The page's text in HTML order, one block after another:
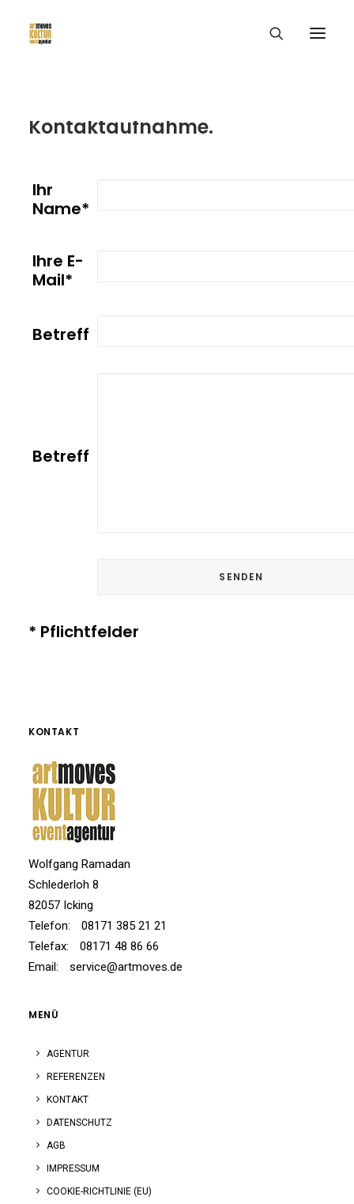
Kontaktaufnahme.
Ihr
Name*
Ihre E-
Mail*
Betreff
Betreff
* Pflichtfelder
KONTAKT
Wolfgang Ramadan
Schlederloh 8
82057 Icking
Telefon:
08171 385 21 21
Telefax:
08171 48 86 66
Email:
service@artmoves.de
MENÜ
AGENTUR
REFERENZEN
KONTAKT
DATENSCHUTZ
AGB
IMPRESSUM
COOKIE-RICHTLINIE (EU)